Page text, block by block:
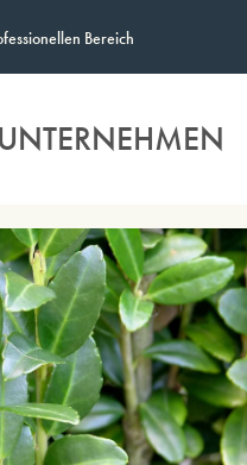
Bereich
UNTERNEHMEN